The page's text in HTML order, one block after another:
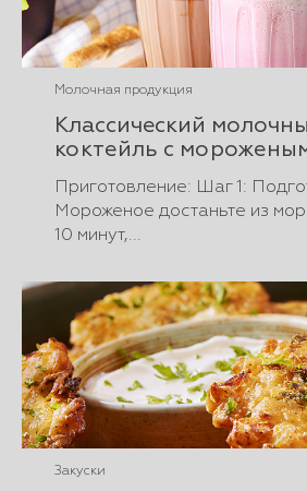
Молочная продукция
Классический
коктейль с
Приготовление: Шаг 1:
Мороженое достаньте из
10 минут,...
Закуски